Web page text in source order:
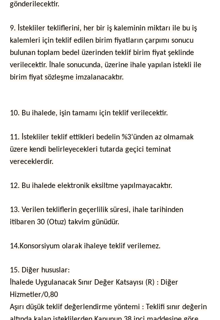
gönderilecektir.
9. İstekliler tekliflerini, her bir iş kaleminin miktarı ile bu iş
kalemleri için teklif edilen birim fiyatların çarpımı sonucu
bulunan toplam bedel üzerinden teklif birim fiyat şeklinde
verilecektir. İhale sonucunda, üzerine ihale yapılan istekli ile
birim fiyat sözleşme imzalanacaktır.
10. Bu ihalede, işin tamamı için teklif verilecektir.
11. İstekliler teklif ettikleri bedelin %3’ünden az olmamak
üzere kendi belirleyecekleri tutarda geçici teminat
vereceklerdir.
12. Bu ihalede elektronik eksiltme yapılmayacaktır.
13. Verilen tekliflerin geçerlilik süresi, ihale tarihinden
itibaren 30 (Otuz) takvim günüdür.
14.Konsorsiyum olarak ihaleye teklif verilemez.
15. Diğer hususlar:
İhalede Uygulanacak Sınır Değer Katsayısı (R) : Diğer
Hizmetler/0,80
Aşırı düşük teklif değerlendirme yöntemi : Teklifi sınır değerin